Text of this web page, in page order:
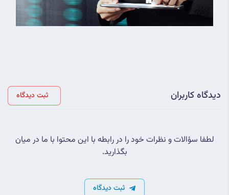
دیدگاه کاربران ثبت دیدگاه
لطفا سؤالات و نظرات خود را در رابطه با این محتوا با ما در میان
بگذارید.
ثبت دیدگاه